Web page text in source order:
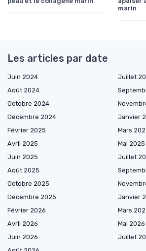
marin
Les articles par date
Juin 2024
Juillet
Août 2024
Octobre 2024
Décembre 2024
Janvier
Février 2025
Mars
Avril 2025
Mai 2025
Juin 2025
Juillet
Août 2025
Octobre 2025
Décembre 2025
Janvier
Février 2026
Mars
Avril 2026
Mai 2026
Juin 2026
Juillet